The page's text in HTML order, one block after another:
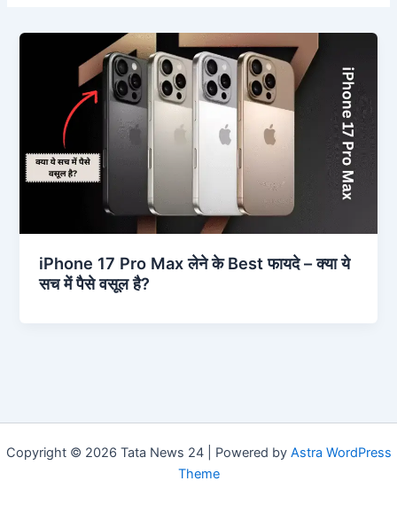
iPhone 17 Pro Max लेने के Best फायदे – क्या ये
सच में पैसे वसूल है?
Copyright © 2026 Tata News 24 | Powered by Astra WordPress
Theme